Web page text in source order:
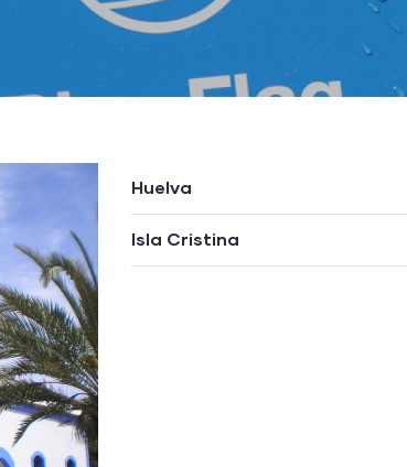
Huelva
Isla Cristina